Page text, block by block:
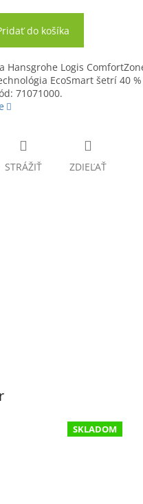
do košíka
Hansgrohe Logis
EcoSmart šetrí 40
71071000.
STRÁŽIŤ ZDIEĽAŤ
SKLADOM